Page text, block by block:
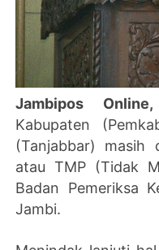
Jambipos
Kabupaten
(Tanjabbar) masih
atau TMP (Tidak
Badan Pemeriksa
Jambi.